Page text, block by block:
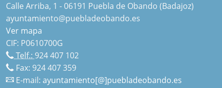
Calle Arriba, 1 - 06191 Puebla de Obando (Badajoz)
ayuntamiento@puebladeobando.es
Ver mapa
CIF: P0610700G
Telf.:924 407 102
Fax: 924 407 359
E-mail: ayuntamiento[@]puebladeobando.es